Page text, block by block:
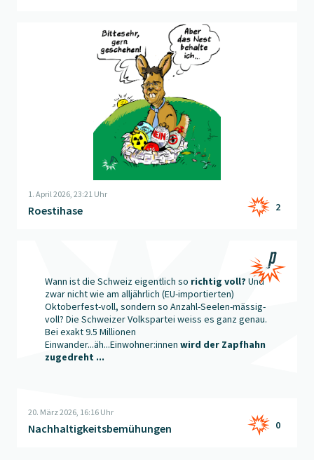
Roestihase" öffnen
1. April 2026, 23:21 Uhr
Roestihase 2
Wann ist die Schweiz eigentlich so richtig voll? Und
zwar nicht wie am alljährlich (EU-importierten)
Oktoberfest-voll, sondern so Anzahl-Seelen-mässig-
voll? Die Schweizer Volkspartei weiss es ganz genau.
Bei exakt 9.5 Millionen
Einwander...äh...Einwohner:innen wird der Zapfhahn
zugedreht ...
20. März 2026, 16:16 Uhr
Nachhaltigkeitsbemühungen 0